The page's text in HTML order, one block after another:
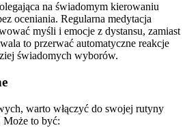
na świadomym kierowaniu
oceniania. Regularna medytacja
myśli i emocje z dystansu, zamiast
to przerwać automatyczne reakcje
świadomych wyborów.
warto włączyć do swojej rutyny
Może to być: